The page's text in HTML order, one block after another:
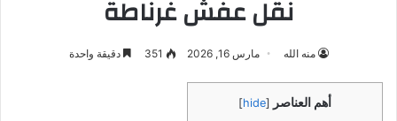
نقل عفش غرناطة
منه الله مارس 16, 2026 351 دقيقة واحدة
أهم العناصر [
hide
]